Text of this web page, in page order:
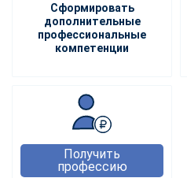
Сформировать
дополнительные
профессиональные
компетенции
Получить
профессию